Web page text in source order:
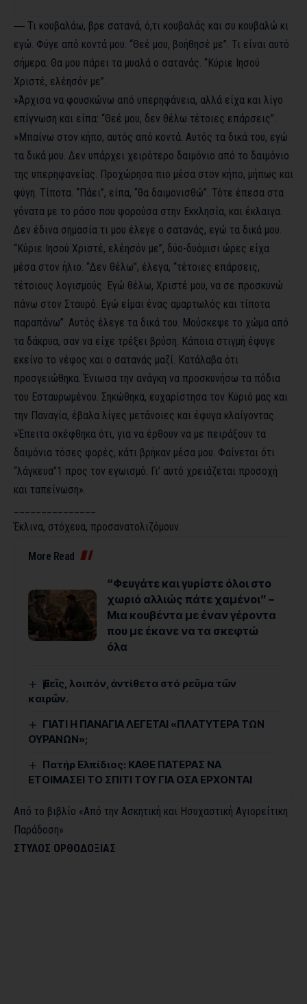
― Τι κουβαλάω, βρε σατανά, ό,τι κουβαλάς και συ κουβαλώ κι
εγώ. Φύγε από κοντά μου. “Θεέ μου, βοήθησέ με”. Τι είναι αυτό
σήμερα. Θα μου πάρει τα μυαλά ο σατανάς. “Κύριε Ιησού
Χριστέ, ελέησόν με”.
»Άρχισα να φουσκώνω από υπερηφάνεια, αλλά είχα και λίγο
επίγνωση και είπα: “Θεέ μου, δεν θέλω τέτοιες επάρσεις”.
»Μπαίνω στον κήπο, αυτός από κοντά. Αυτός τα δικά του, εγώ
τα δικά μου. Δεν υπάρχει χειρότερο δαιμόνιο από το δαιμόνιο
της υπερηφανείας. Προχώρησα πιο μέσα στον κήπο, μήπως και
φύγη. Τίποτα. “Πάει”, είπα, “θα δαιμονισθώ”. Τότε έπεσα στα
γόνατα με το ράσο που φορούσα στην Εκκλησία, και έκλαιγα.
Δεν έδινα σημασία τι μου έλεγε ο σατανάς, εγώ τα δικά μου.
“Κύριε Ιησού Χριστέ, ελέησόν με”, δύο-δυόμισι ώρες είχα
μέσα στον ήλιο. “Δεν θέλω”, έλεγα, “τέτοιες επάρσεις,
τέτοιους λογισμούς. Εγώ θέλω, Χριστέ μου, να σε προσκυνώ
πάνω στον Σταυρό. Εγώ είμαι ένας αμαρτωλός και τίποτα
παραπάνω”. Αυτός έλεγε τα δικά του. Μούσκεψε το χώμα από
τα δάκρυα, σαν να είχε τρέξει βρύση. Κάποια στιγμή έφυγε
εκείνο το νέφος και ο σατανάς μαζί. Κατάλαβα ότι
προσγειώθηκα. Ένιωσα την ανάγκη να προσκυνήσω τα πόδια
του Εσταυρωμένου. Σηκώθηκα, ευχαρίστησα τον Κύριό μας και
την Παναγία, έβαλα λίγες μετάνοιες και έφυγα κλαίγοντας.
»Έπειτα σκέφθηκα ότι, για να έρθουν να με πειράξουν τα
δαιμόνια τόσες φορές, κάτι βρήκαν μέσα μου. Φαίνεται ότι
“λάγκευα”1 προς τον εγωισμό. Γι’ αυτό χρειάζεται προσοχή
και ταπείνωση».
Έκλινα, στόχευα, προσανατολιζόμουν.
More Read
“Φευγάτε και γυρίστε όλοι στο
χωριό αλλιώς πάτε χαμένοι” –
Μια κουβέντα με έναν γέροντα
που με έκανε να τα σκεφτώ
όλα
Ἐμεῖς, λοιπόν, ἀντίθετα στό ρεῦμα τῶν
καιρῶν.
ΓΙΑΤΙ Η ΠΑΝΑΓΙΑ ΛΕΓΕΤΑΙ «ΠΛΑΤΥΤΕΡΑ ΤΩΝ
ΟΥΡΑΝΩΝ»;
Πατήρ Ελπίδιος: ΚΑΘΕ ΠΑΤΕΡΑΣ ΝΑ
ΕΤΟΙΜΑΣΕΙ ΤΟ ΣΠΙΤΙ ΤΟΥ ΓΙΑ ΟΣΑ ΕΡΧΟΝΤΑΙ
Από το βιβλίο «Από την Ασκητική και Ησυχαστική Αγιορείτικη
Παράδοση»
ΣΤΥΛΟΣ ΟΡΘΟΔΟΞΙΑΣ